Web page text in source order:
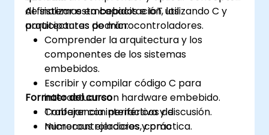
de sistemas embebidos e IoT utilizando C y
arquitecturas de microcontroladores.
Al finalizar esta capacitación, los
participantes podrán:
Comprender la arquitectura y los
componentes de los sistemas
embebidos.
Escribir y compilar código C para
interactuar con hardware embebido.
Trabajar con periféricos de
microcontroladores, como
Formato del curso
Conferencia interactiva y discusión.
Numerous ejercicios y práctica.